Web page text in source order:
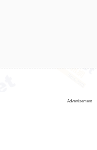
Advertisement